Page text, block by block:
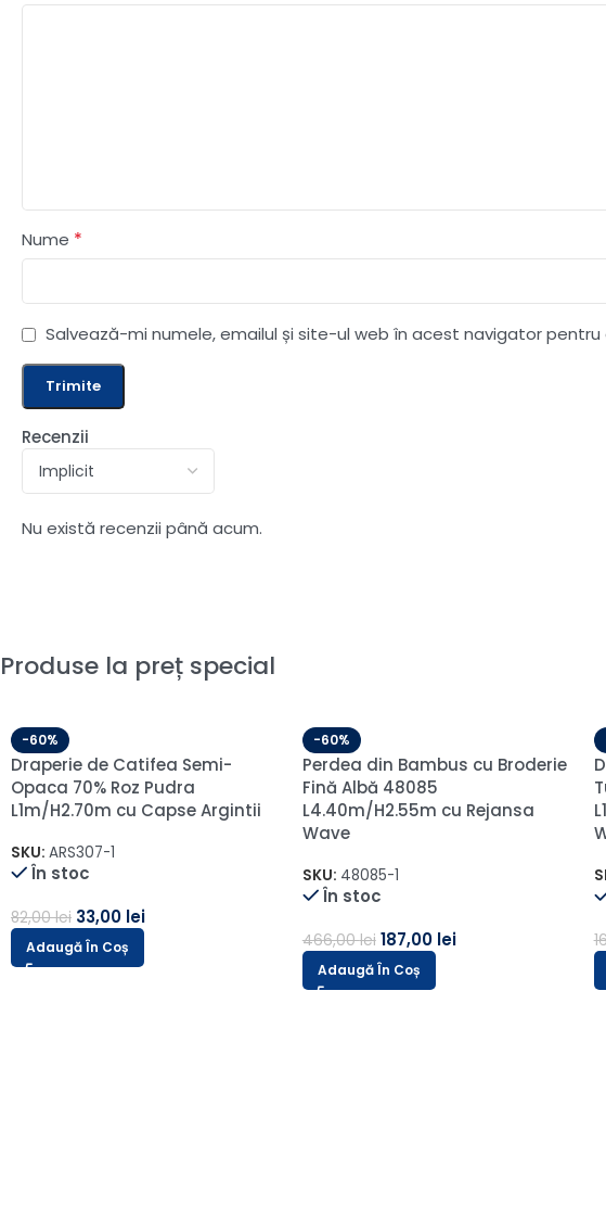
Recenzii
Nu există recenzii până acum.
Nume *
Salvează-mi numele, emailul și site-ul web în acest navigator
Produse la preț special
-60%
Draperie de Catifea Semi-
opaca 70% Gri Deschis
L1.25m/H2.70m cu Pliu
SKU: A18/ARS205-1-1
În stoc
333,00lei 133,00lei
Adaugă În Coș
-60%
Draperie de Catifea
Amsterdam Blackout 90%
Crem L2,20m/H2,45m cu
Rejansa de 6cm
SKU: AMS-430
În stoc
164,00lei 66,00lei
Adaugă În Coș